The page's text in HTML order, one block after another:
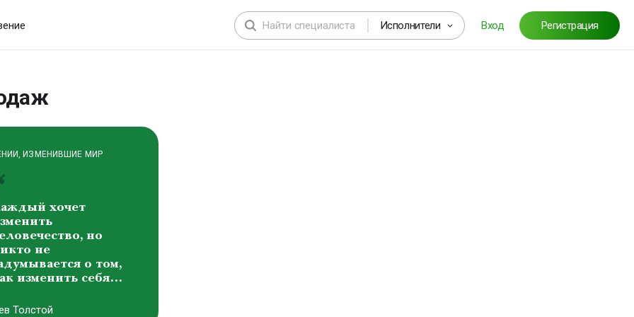
Исполнители Вход Регистрация
ИЗМЕНИВШИЕ МИР
хочет
но
не
о том,
изменить себя…
Толстой